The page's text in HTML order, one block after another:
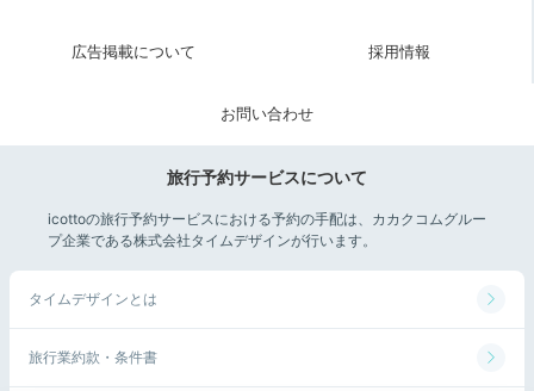
ご近所マップ
ゆっくりと荷物をまとめてチェックアウト。出発前に、
ロビーの壁に描かれた「ご近所マップ」で周辺情報をチ
広告掲載について 採用情報
お問い合わせ
旅行予約サービスについて
icottoの旅行予約サービスにおける予約の手配は、カカクコムグルー
プ企業である株式会社タイムデザインが行います。
タイムデザインとは
旅行業約款・条件書